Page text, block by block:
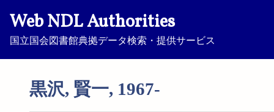
Web NDL Authorities
国立国会図書館典拠データ検索・提供サービス
黒沢, 賢一, 1967-